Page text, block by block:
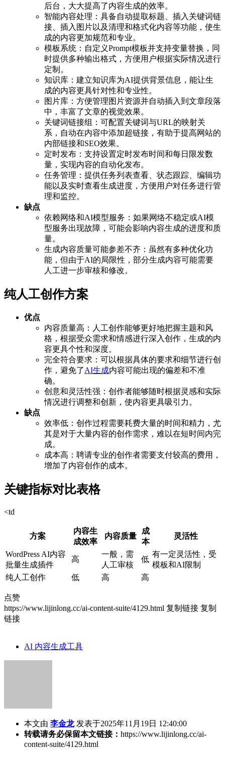
后台，大大提高了内容生成的效率。
智能内容处理：具备自动提取标题、插入关键词链
接、插入图片以及清理和格式化内容等功能，使生
成的内容更加规范和专业。
模板系统：自定义Prompt模板并支持变量替换，同
时提供多种输出格式，方便用户根据实际情况进行
定制。
知识库：建立知识库为AI提供背景信息，能让生
成的内容更具针对性和专业性。
图片库：方便管理图片资源并自动插入到文章段落
中，丰富了文章的视觉效果。
关键词链接组：可配置关键词与URL的映射关
系，自动在内容中添加超链接，有助于提高网站的
内部链接和SEO效果。
定时发布：支持设置定时发布时间和每日限发数
量，实现内容的自动化发布。
任务管理：提供任务列表查看、状态跟踪、编辑功
能以及实时查看生成进度，方便用户对任务进行管
理和监控。
缺点
依赖网络和AI模型服务：如果网络不稳定或AI模
型服务出现故障，可能会影响内容生成的进度和质
量。
生成内容质量可能参差不齐：虽然有多种优化功
能，但由于AI的局限性，部分生成内容可能需要
人工进一步审核和修改。
纯人工创作方案
优点
内容质量高：人工创作能够更好地把握主题和风
格，根据受众需求和情感进行深入创作，生成的内
容更具个性和深度。
完全符合要求：可以根据具体的要求和细节进行创
作，避免了AI生成内容可能出现的偏差和不准
确。
创意和灵活性强：创作者能够随时根据灵感和实际
情况进行调整和创新，使内容更具吸引力。
缺点
效率低：创作过程需要耗费大量的时间和精力，尤
其是对于大量内容的创作需求，难以在短时间内完
成。
成本高：聘请专业的创作者需要支付较高的费用，
增加了内容创作的成本。
关键指标对比表格
<td
方案
内容生
成效率
内容质量
成
本
灵活性
WordPress AI内容
批量生成插件
高
一般，需
人工审核
低
有一定灵活性，受
模板和AI限制
纯人工创作
低 高 高
点赞
https://www.lijinlong.cc/ai-content-suite/4129.html 复制链接 复制
链接
AI 内容生成工具
本文由 李金龙 发表于2025年11月19日 12:40:00
转载请务必保留本文链接： https://www.lijinlong.cc/ai-
content-suite/4129.html